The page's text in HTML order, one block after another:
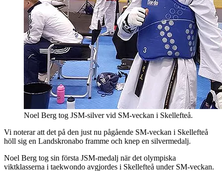
Noel Berg tog JSM-silver vid SM-veckan i Skellefteå.
Vi noterar att det på den just nu pågående SM-veckan i Skellefteå
höll sig en Landskronabo framme och knep en silvermedalj.
Noel Berg tog sin första JSM-medalj när det olympiska
viktklasserna i taekwondo avgjordes i Skellefteå under SM-veckan.